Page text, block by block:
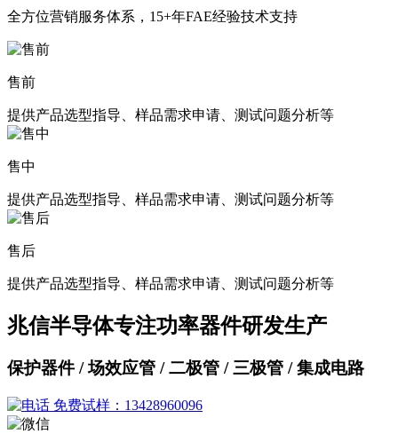
全方位营销服务体系，15+年FAE经验技术支持
售前
提供产品选型指导、样品需求申请、测试问题分析等
售中
提供产品选型指导、样品需求申请、测试问题分析等
售后
提供产品选型指导、样品需求申请、测试问题分析等
兆信半导体专注功率器件研发生产
保护器件 / 场效应管 / 二极管 / 三极管 / 集成电路
免费试样：13428960096